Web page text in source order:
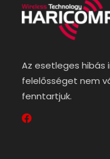
Az esetleges
felelősséget nem
fenntartjuk.